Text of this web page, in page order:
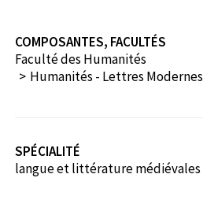
COMPOSANTES, FACULTÉS
Faculté des Humanités
Humanités - Lettres Modernes
SPÉCIALITÉ
langue et littérature médiévales